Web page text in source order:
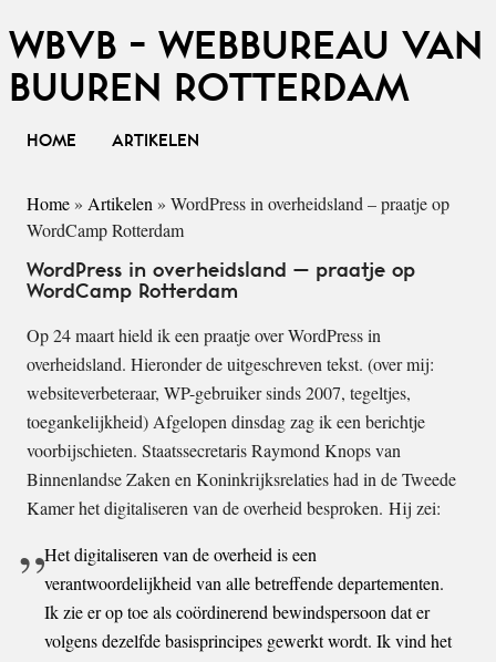
WBVB - WEBBUREAU VAN
BUUREN ROTTERDAM
HOME ARTIKELEN
Home » Artikelen » WordPress in overheidsland – praatje op
WordCamp Rotterdam
WordPress in overheidsland – praatje op
WordCamp Rotterdam
Op 24 maart hield ik een praatje over WordPress in
overheidsland. Hieronder de uitgeschreven tekst. (over mij:
websiteverbeteraar, WP-gebruiker sinds 2007, tegeltjes,
toegankelijkheid) Afgelopen dinsdag zag ik een berichtje
voorbijschieten. Staatssecretaris Raymond Knops van
Binnenlandse Zaken en Koninkrijksrelaties had in de Tweede
Kamer het digitaliseren van de overheid besproken. Hij zei:
Het digitaliseren van de overheid is een
verantwoordelijkheid van alle betreffende departementen.
Ik zie er op toe als coördinerend bewindspersoon dat er
volgens dezelfde basisprincipes gewerkt wordt. Ik vind het